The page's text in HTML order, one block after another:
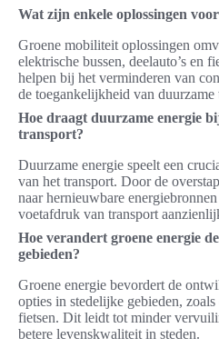
Wat zijn enkele oplossingen
Groene mobiliteit oplossingen
elektrische bussen, deelauto’s en
helpen bij het verminderen van
de toegankelijkheid van
Hoe draagt duurzame energie
transport?
Duurzame energie speelt een
van het transport. Door de
naar hernieuwbare
voetafdruk van transport
Hoe verandert groene energie
gebieden?
Groene energie bevordert de
opties in stedelijke gebieden,
fietsen. Dit leidt tot minder
betere levenskwaliteit in steden.